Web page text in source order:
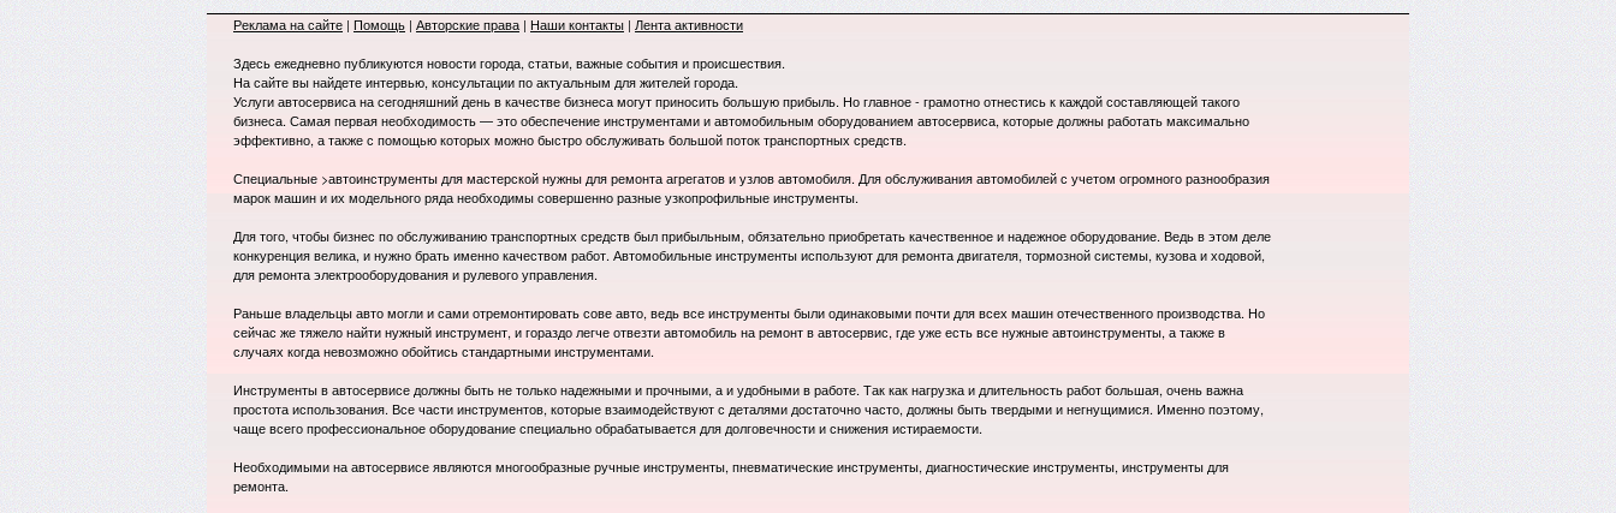
Реклама на сайте | Помощь | Авторские права | Наши контакты | Лента активности
Здесь ежедневно публикуются новости города, статьи, важные события и происшествия.
На сайте вы найдете интервью, консультации по актуальным для жителей города.
Услуги автосервиса на сегодняшний день в качестве бизнеса могут приносить большую прибыль. Но главное - грамотно отнестись к каждой составляющей такого
бизнеса. Самая первая необходимость — это обеспечение инструментами и автомобильным оборудованием автосервиса, которые должны работать максимально
эффективно, а также с помощью которых можно быстро обслуживать большой поток транспортных средств.
Специальные >автоинструменты для мастерской нужны для ремонта агрегатов и узлов автомобиля. Для обслуживания автомобилей с учетом огромного разнообразия
марок машин и их модельного ряда необходимы совершенно разные узкопрофильные инструменты.
Для того, чтобы бизнес по обслуживанию транспортных средств был прибыльным, обязательно приобретать качественное и надежное оборудование. Ведь в этом деле
конкуренция велика, и нужно брать именно качеством работ. Автомобильные инструменты используют для ремонта двигателя, тормозной системы, кузова и ходовой,
для ремонта электрооборудования и рулевого управления.
Раньше владельцы авто могли и сами отремонтировать сове авто, ведь все инструменты были одинаковыми почти для всех машин отечественного производства. Но
сейчас же тяжело найти нужный инструмент, и гораздо легче отвезти автомобиль на ремонт в автосервис, где уже есть все нужные автоинструменты, а также в
случаях когда невозможно обойтись стандартными инструментами.
Инструменты в автосервисе должны быть не только надежными и прочными, а и удобными в работе. Так как нагрузка и длительность работ большая, очень важна
простота использования. Все части инструментов, которые взаимодействуют с деталями достаточно часто, должны быть твердыми и негнущимися. Именно поэтому,
чаще всего профессиональное оборудование специально обрабатывается для долговечности и снижения истираемости.
Необходимыми на автосервисе являются многообразные ручные инструменты, пневматические инструменты, диагностические инструменты, инструменты для
ремонта.